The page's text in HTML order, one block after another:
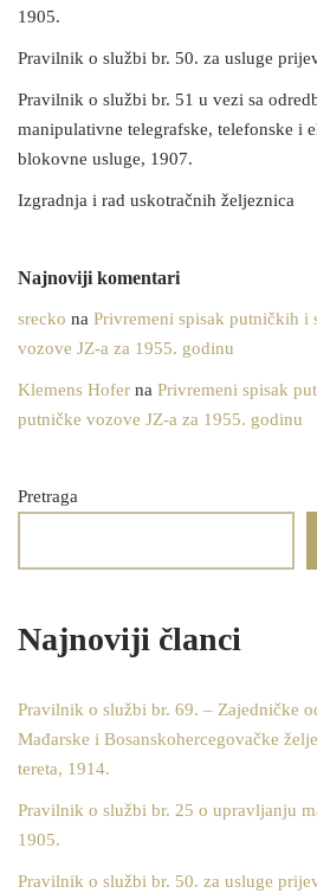
1905.
Pravilnik o službi br. 50. za usluge
Pravilnik o službi br. 51 u vezi sa
manipulativne telegrafske, telefonske i
blokovne usluge, 1907.
Izgradnja i rad uskotračnih željeznica
Najnoviji komentari
srecko na Privremeni spisak putničkih i
vozove JZ-a za 1955. godinu
Klemens Hofer na Privremeni spisak
putničke vozove JZ-a za 1955. godinu
Pretraga
Najnoviji članci
Pravilnik o službi br. 69. – Zajedničke
Mađarske i Bosanskohercegovačke
tereta, 1914.
Pravilnik o službi br. 25 o upravljanju
1905.
Pravilnik o službi br. 50. za usluge